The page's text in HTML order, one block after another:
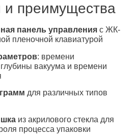
и преимущества
панель управления с ЖК-
пленочной клавиатурой
: времени
вакуума и времени
для различных типов
из акрилового стекла для
процесса упаковки